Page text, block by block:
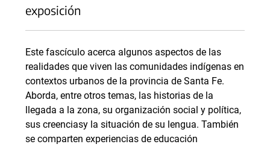
exposición
Este fascículo acerca algunos aspectos de las
realidades que viven las comunidades indígenas en
contextos urbanos de la provincia de Santa Fe.
Aborda, entre otros temas, las historias de la
llegada a la zona, su organización social y política,
sus creenciasy la situación de su lengua. También
se comparten experiencias de educación